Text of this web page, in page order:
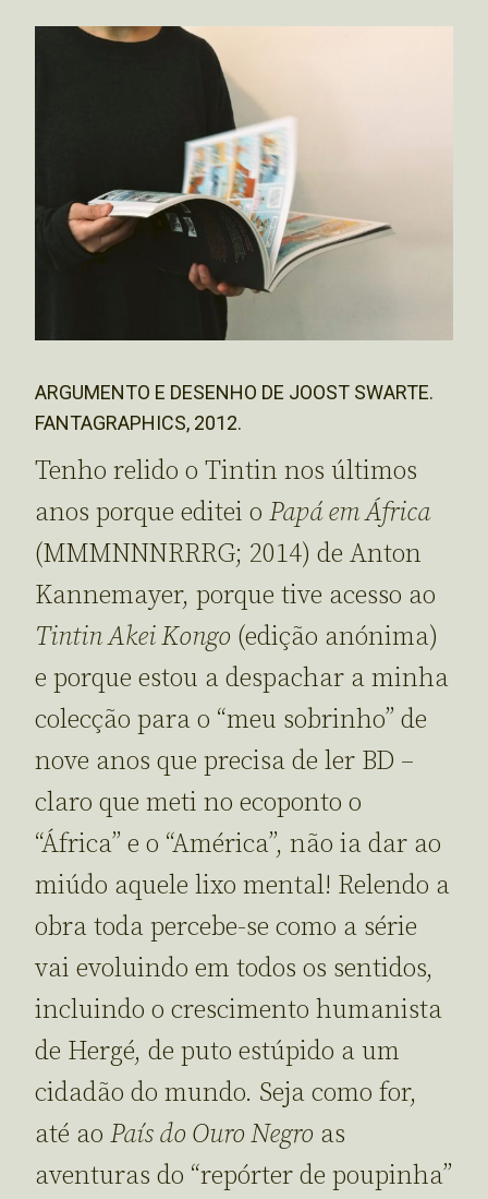
ARGUMENTO E DESENHO DE JOOST SWARTE.
FANTAGRAPHICS, 2012.
Tenho relido o Tintin nos últimos
anos porque editei o Papá em África
(MMMNNNRRRG; 2014) de Anton
Kannemayer, porque tive acesso ao
Tintin Akei Kongo (edição anónima)
e porque estou a despachar a minha
colecção para o “meu sobrinho” de
nove anos que precisa de ler BD –
claro que meti no ecoponto o
“África” e o “América”, não ia dar ao
miúdo aquele lixo mental! Relendo a
obra toda percebe-se como a série
vai evoluindo em todos os sentidos,
incluindo o crescimento humanista
de Hergé, de puto estúpido a um
cidadão do mundo. Seja como for,
até ao País do Ouro Negro as
aventuras do “repórter de poupinha”